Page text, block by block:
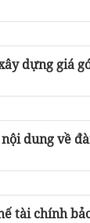
dựng giá
dung về
tài chính